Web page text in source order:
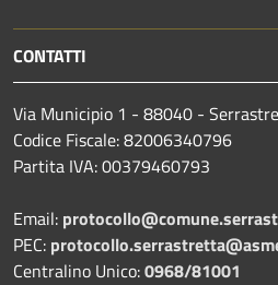
CONTATTI
Via Municipio 1 - 88040 -
Codice Fiscale: 82006340796
Partita IVA: 00379460793
Email:
PEC:
Centralino Unico:0968/81001